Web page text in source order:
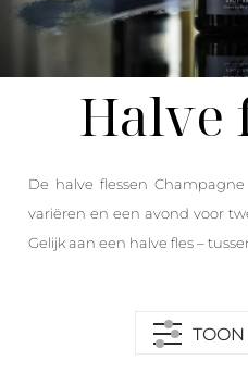
Halve
De halve flessen
variëren en een avond voor
Gelijk aan een halve fles –
TOON